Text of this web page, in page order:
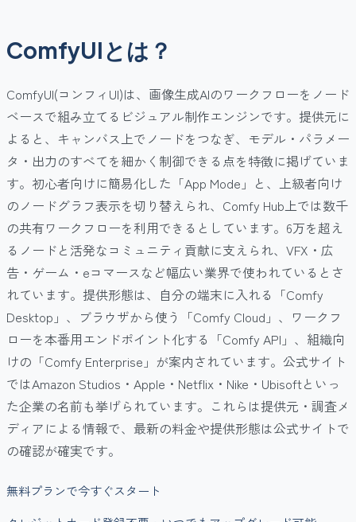
ComfyUIとは？
ComfyUI(コンフィUI)は、画像生成AIのワークフローをノード
ベースで組み立てるビジュアル制作エンジンです。提供元に
よると、キャンバス上でノードをつなぎ、モデル・パラメー
タ・出力のすべてを細かく制御できる点を特徴に掲げていま
す。初心者向けに簡易化した「App Mode」と、上級者向け
のノードグラフ表示を切り替えられ、Comfy Hub上では数千
の共有ワークフローを利用できるとしています。6万を超え
るノードと活発なコミュニティ貢献に支えられ、VFX・広
告・ゲーム・eコマースなど幅広い業界で使われているとさ
れています。提供形態は、自分の端末に入れる「Comfy
Desktop」、ブラウザから使う「Comfy Cloud」、ワークフ
ローを本番用エンドポイント化する「Comfy API」、組織向
けの「Comfy Enterprise」が案内されています。公式サイト
ではAmazon Studios・Apple・Netflix・Nike・Ubisoftといっ
た企業の名前も挙げられています。これらは提供元・調査メ
ディアによる情報で、最新の料金や提供形態は公式サイトで
の確認が確実です。
無料プランで今すぐスタート